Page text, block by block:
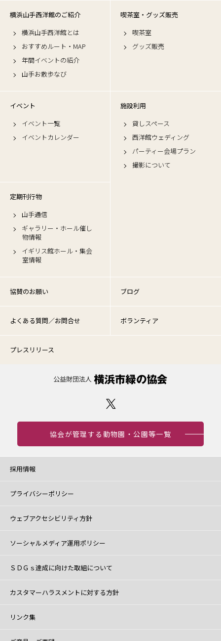
横浜山手西洋館のご紹介
横浜山手西洋館とは
おすすめルート・MAP
年間イベントの紹介
山手お散歩なび
喫茶室・グッズ販売
喫茶室
グッズ販売
イベント
イベント一覧
イベントカレンダー
施設利用
貸しスペース
西洋館ウェディング
パーティー会場プラン
撮影について
定期刊行物
山手通信
ギャラリー・ホール催し
物情報
イギリス館ホール・集会
室情報
協賛のお願い ブログ
よくある質問／お問合せ ボランティア
プレスリリース
協会が管理する動物園・公園等一覧
採用情報
プライバシーポリシー
ウェブアクセシビリティ方針
ソーシャルメディア運用ポリシー
ＳＤＧｓ達成に向けた取組について
カスタマーハラスメントに対する方針
リンク集